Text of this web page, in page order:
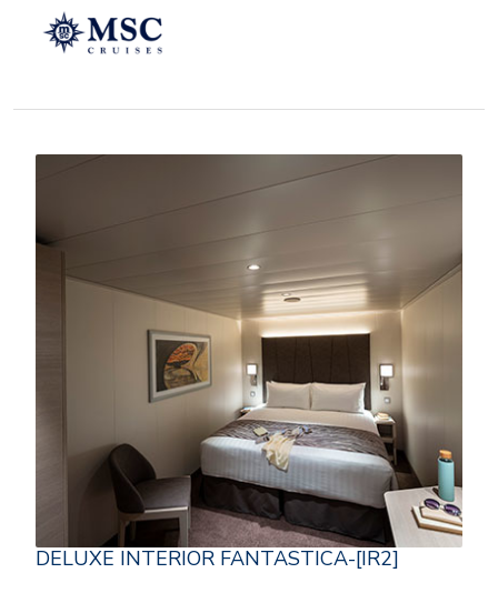
DELUXE INTERIOR FANTASTICA-[IR2]